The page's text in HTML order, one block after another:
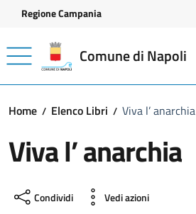
Vai ai contenuti
Vai al footer
Regione Campania
Comune di Napoli
Home Elenco Libri Viva l’ anarchia
Viva l’ anarchia
Condividi Vedi azioni